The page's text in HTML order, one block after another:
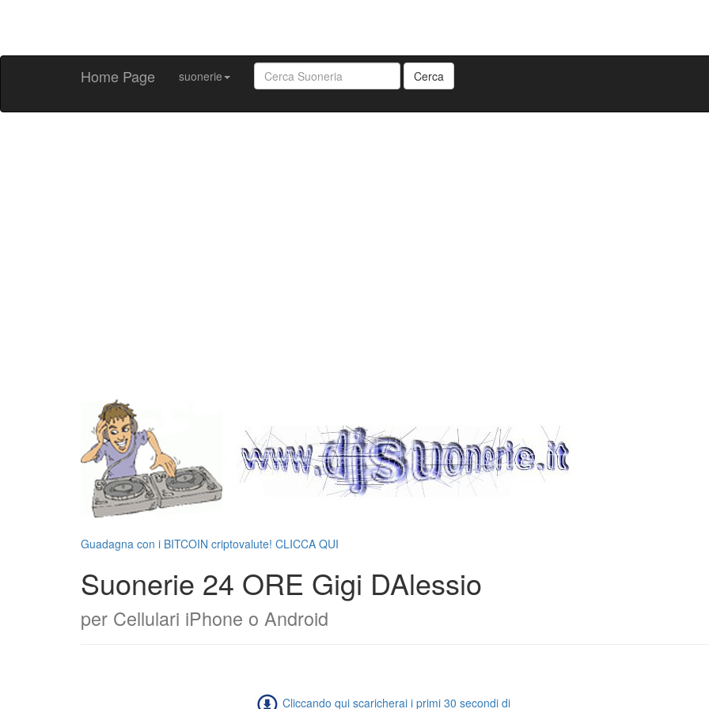
Home Page suonerie Cerca
Guadagna con i BITCOIN criptovalute! CLICCA QUI
Suonerie 24 ORE Gigi DAlessio
per Cellulari iPhone o Android
Cliccando qui scaricherai i primi 30 secondi di